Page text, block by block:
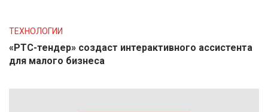
ТЕХНОЛОГИИ
«РТС-тендер» создаст интерактивного ассистента
для малого бизнеса